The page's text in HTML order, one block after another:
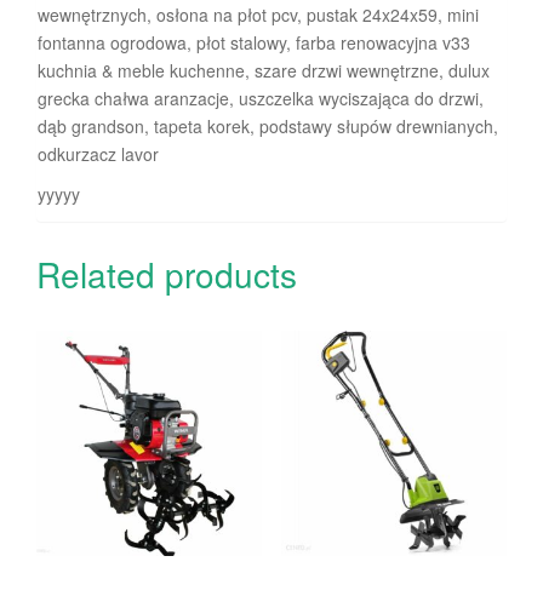
wewnętrznych, osłona na płot pcv, pustak 24x24x59, mini
fontanna ogrodowa, płot stalowy, farba renowacyjna v33
kuchnia & meble kuchenne, szare drzwi wewnętrzne, dulux
grecka chałwa aranzacje, uszczelka wyciszająca do drzwi,
dąb grandson, tapeta korek, podstawy słupów drewnianych,
odkurzacz lavor
yyyyy
Related products